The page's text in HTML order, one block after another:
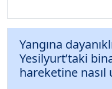
Yangına
Yesilyurt’taki
hareketine nasıl